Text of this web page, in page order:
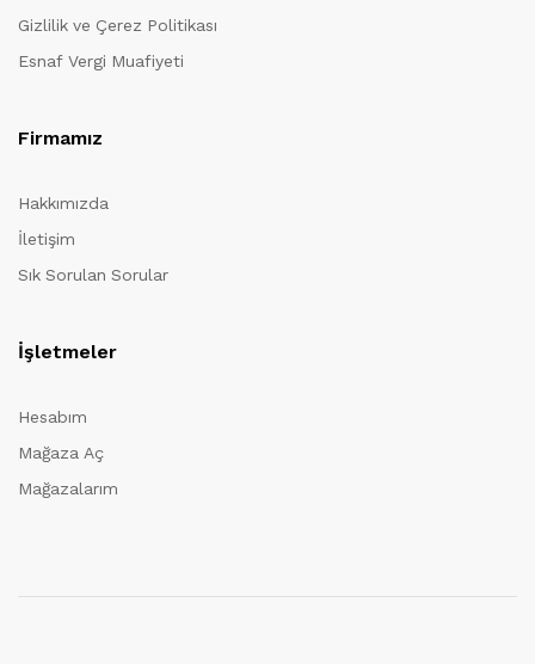
Gizlilik ve Çerez Politikası
Esnaf Vergi Muafiyeti
Firmamız
Hakkımızda
İletişim
Sık Sorulan Sorular
İşletmeler
Hesabım
Mağaza Aç
Mağazalarım